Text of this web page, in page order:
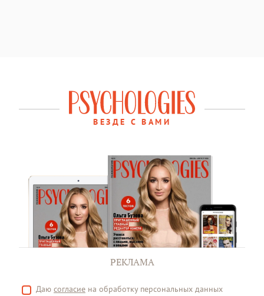
ВЕЗДЕ С ВАМИ
РЕКЛАМА
Даю согласие на обработку персональных данных